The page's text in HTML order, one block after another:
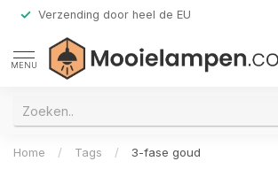
Verzending door heel de EU
MENU
Home / Tags / 3-fase goud